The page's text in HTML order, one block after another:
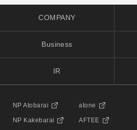
COMPANY
Business
IR
NP Atobarai atone
NP Kakebarai AFTEE